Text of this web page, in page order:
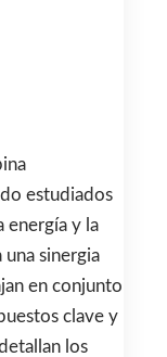
estudiados
energía y la
sinergia
en conjunto
clave y
los